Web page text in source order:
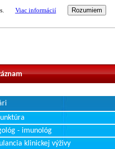
Viac informácií
- imunológ
klinickej výživy